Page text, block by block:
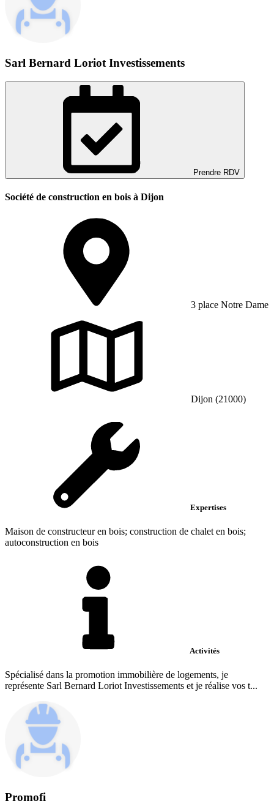
Sarl Bernard Loriot Investissements
Prendre RDV
Société de construction en bois à Dijon
3 place Notre Dame
Dijon (21000)
Expertises
Maison de constructeur en bois; construction de chalet en bois;
autoconstruction en bois
Activités
Spécialisé dans la promotion immobilière de logements, je
représente Sarl Bernard Loriot Investissements et je réalise vos t...
Promofi